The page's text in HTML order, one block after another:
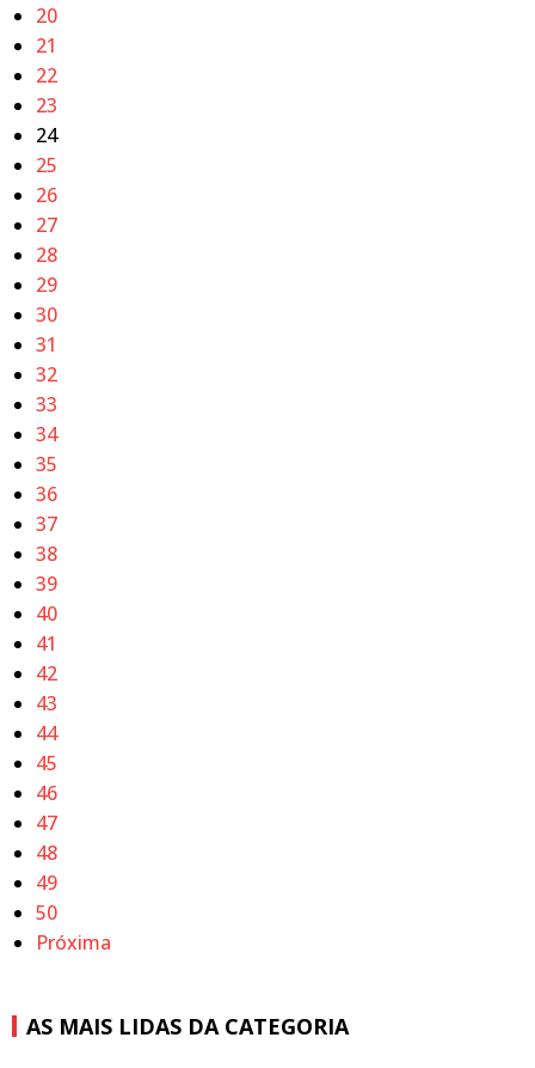
20
21
22
23
24
25
26
27
28
29
30
31
32
33
34
35
36
37
38
39
40
41
42
43
44
45
46
47
48
49
50
Próxima
AS MAIS LIDAS DA CATEGORIA